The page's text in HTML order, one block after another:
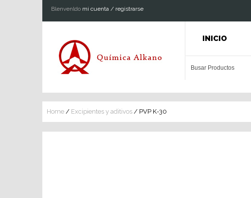
Blenvenldo mi cuenta / registrarse
INICIO
Home / Excipientes y aditivos / PVP K-30